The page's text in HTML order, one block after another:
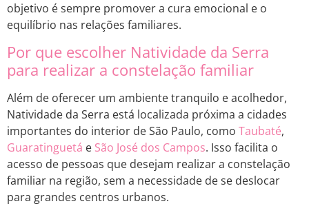
objetivo é sempre promover a cura emocional e o
equilíbrio nas relações familiares.
Por que escolher Natividade da Serra
para realizar a constelação familiar
Além de oferecer um ambiente tranquilo e acolhedor,
Natividade da Serra está localizada próxima a cidades
importantes do interior de São Paulo, como Taubaté,
Guaratinguetá e São José dos Campos. Isso facilita o
acesso de pessoas que desejam realizar a constelação
familiar na região, sem a necessidade de se deslocar
para grandes centros urbanos.